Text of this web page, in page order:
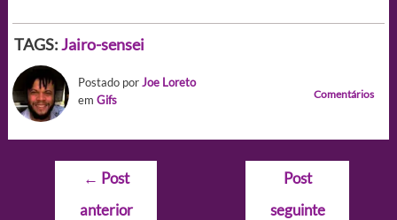
TAGS:Jairo-sensei
Postado porJoe Loreto
em Gifs Comentários
Navegação
Post
← Post
anterior
Post
seguinte